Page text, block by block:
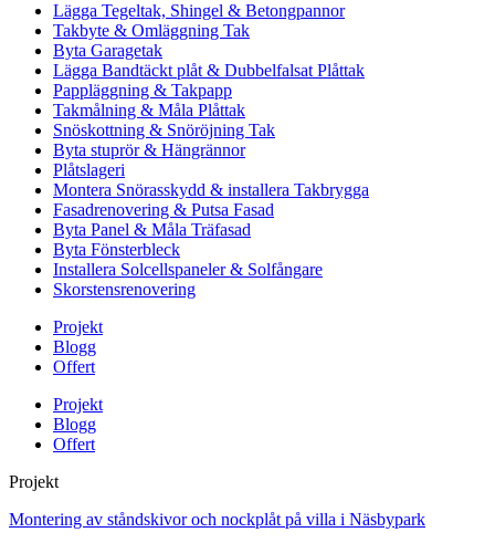
Lägga Tegeltak, Shingel & Betongpannor
Takbyte & Omläggning Tak
Byta Garagetak
Lägga Bandtäckt plåt & Dubbelfalsat Plåttak
Pappläggning & Takpapp
Takmålning & Måla Plåttak
Snöskottning & Snöröjning Tak
Byta stuprör & Hängrännor
Plåtslageri
Montera Snörasskydd & installera Takbrygga
Fasadrenovering & Putsa Fasad
Byta Panel & Måla Träfasad
Byta Fönsterbleck
Installera Solcellspaneler & Solfångare
Skorstensrenovering
Projekt
Blogg
Offert
Projekt
Blogg
Offert
Projekt
Montering av ståndskivor och nockplåt på villa i Näsbypark